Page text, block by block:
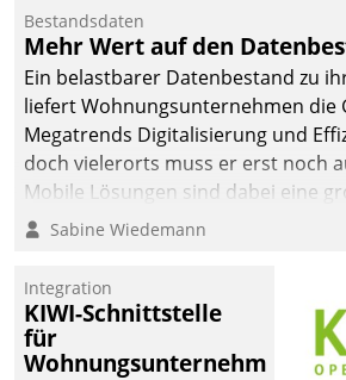
Bestandsdaten
Mehr Wert auf den
Ein belastbarer Datenbestand zu
liefert Wohnungsunternehmen die
Megatrends Digitalisierung und
doch vielerorts muss er erst noch
Mobile Lösungen sind dabei eine
Sabine Wiedemann
Integration
KIWI-Schnittstelle
für
Wohnungsunternehmen